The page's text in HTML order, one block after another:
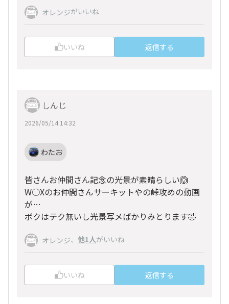
オレンジがいいね
いいね 返信する
しんじ
2026/05/14 14:32
わたお
皆さんお仲間さん記念の光景が素晴らしい🙆
W○Xのお仲間さんサーキットやの峠攻めの動画
が…
ボクはテク無いし光景写メばかりみとります🤣
オレンジ、 他1人がいいね
いいね 返信する